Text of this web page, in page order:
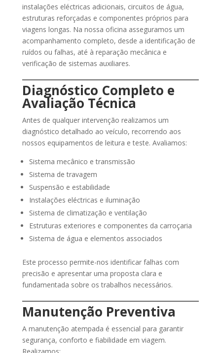
instalações eléctricas adicionais, circuitos de água,
estruturas reforçadas e componentes próprios para
viagens longas. Na nossa oficina asseguramos um
acompanhamento completo, desde a identificação de
ruídos ou falhas, até à reparação mecânica e
verificação de sistemas auxiliares.
Diagnóstico Completo e
Avaliação Técnica
Antes de qualquer intervenção realizamos um
diagnóstico detalhado ao veículo, recorrendo aos
nossos equipamentos de leitura e teste. Avaliamos:
Sistema mecânico e transmissão
Sistema de travagem
Suspensão e estabilidade
Instalações eléctricas e iluminação
Sistema de climatização e ventilação
Estruturas exteriores e componentes da carroçaria
Sistema de água e elementos associados
Este processo permite-nos identificar falhas com
precisão e apresentar uma proposta clara e
fundamentada sobre os trabalhos necessários.
Manutenção Preventiva
A manutenção atempada é essencial para garantir
segurança, conforto e fiabilidade em viagem.